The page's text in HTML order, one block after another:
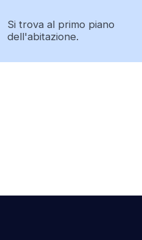
Si trova al primo piano
dell'abitazione.